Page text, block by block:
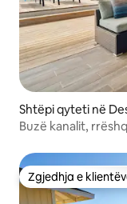
Shtëpi qyteti në
Buzë kanalit,
Zgjedhja e
Zgjedhja e